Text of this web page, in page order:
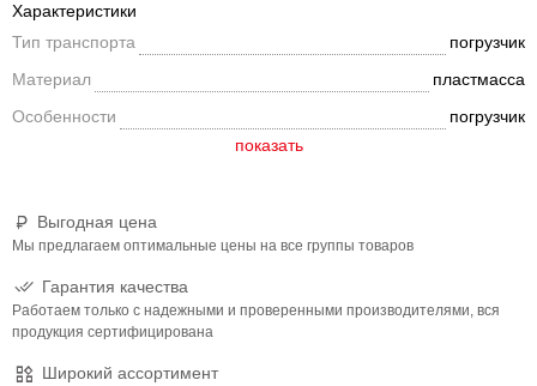
игровой процесс более увлекательным. Подходят для игры на
улице. Отличаются высокой детализацией, многообразием
элементов и ярким дизайном. Батарейки включены в набор,
начните игру сразу после распаковки! Машинки упакованы в
открытую, стилизованную коробку, которую можно
эксплуатировать как подставку!
Выгодная цена
Мы предлагаем оптимальные цены на все группы товаров
Гарантия качества
Работаем только с надежными и проверенными производителями, вся
продукция сертифицирована
Широкий ассортимент
Характеристики
Тип транспорта
погрузчик
Материал
пластмасса
Особенности
погрузчик